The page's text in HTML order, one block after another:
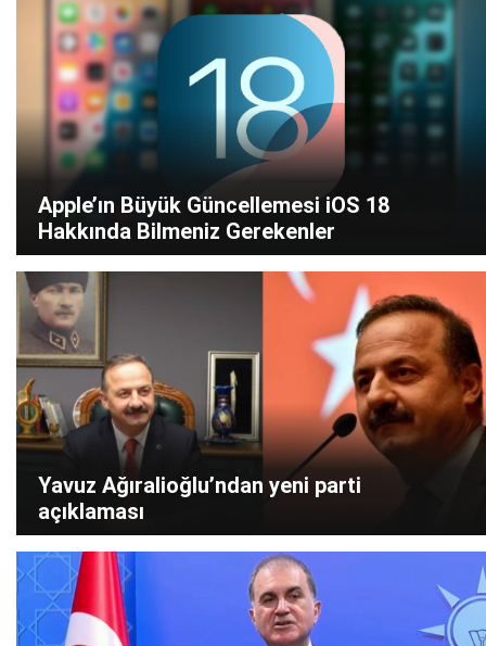
Apple’ın Büyük Güncellemesi iOS 18
Hakkında Bilmeniz Gerekenler
Yavuz Ağıralioğlu’ndan yeni parti
açıklaması